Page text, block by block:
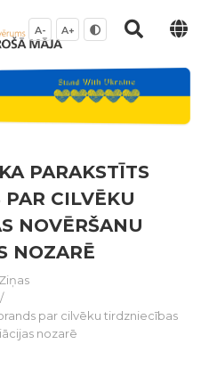
A- A+
PARAKSTĪTS
CILVĒKU
NOVĒRŠANU
NOZARĒ
Ziņas
/
par cilvēku tirdzniecības
nozarē